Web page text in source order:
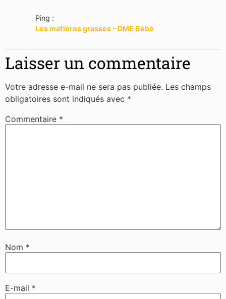
Ping :
Les matières grasses - DME Bébé
Laisser un commentaire
Votre adresse e-mail ne sera pas publiée. Les champs
obligatoires sont indiqués avec *
Commentaire *
Nom *
E-mail *